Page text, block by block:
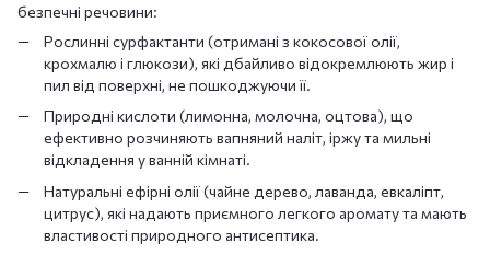
безпечні речовини:
Рослинні сурфактанти (отримані з кокосової олії,
крохмалю і глюкози), які дбайливо відокремлюють жир і
пил від поверхні, не пошкоджуючи її.
Природні кислоти (лимонна, молочна, оцтова), що
ефективно розчиняють вапняний наліт, іржу та мильні
відкладення у ванній кімнаті.
Натуральні ефірні олії (чайне дерево, лаванда, евкаліпт,
цитрус), які надають приємного легкого аромату та мають
властивості природного антисептика.